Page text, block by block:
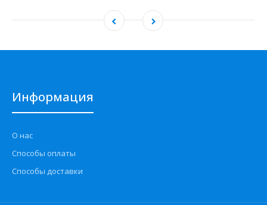
Информация
О нас
Способы оплаты
Способы доставки